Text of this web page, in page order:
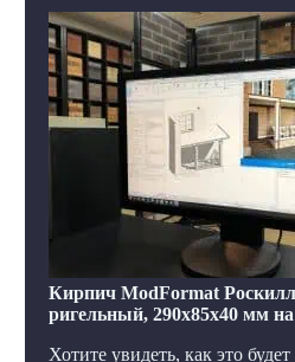
Кирпич ModFormat
ригельный, 290x85x40 мм
Хотите увидеть, как это